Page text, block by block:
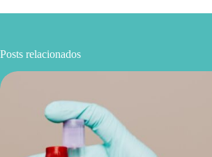
Posts relacionados